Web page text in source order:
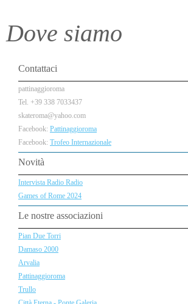
Dove siamo
Contattaci
pattinaggioroma
Tel. +39 338 7033437
skateroma@yahoo.com
Facebook: Pattinaggioroma
Facebook: Trofeo Internazionale
Novità
Intervista Radio Radio
Games of Rome 2024
Le nostre associazioni
Pian Due Torri
Damaso 2000
Arvalia
Pattinaggioroma
Trullo